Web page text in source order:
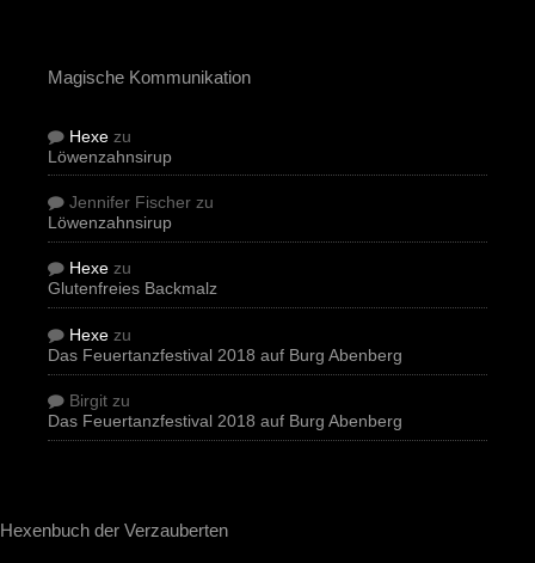
Magische Kommunikation
Hexe zu
Löwenzahnsirup
Jennifer Fischer zu
Löwenzahnsirup
Hexe zu
Glutenfreies Backmalz
Hexe zu
Das Feuertanzfestival 2018 auf Burg Abenberg
Birgit zu
Das Feuertanzfestival 2018 auf Burg Abenberg
Hexenbuch der Verzauberten